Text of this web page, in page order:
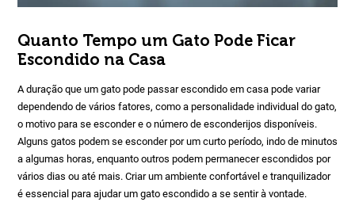
Quanto Tempo um Gato Pode Ficar
Escondido na Casa
A duração que um gato pode passar escondido em casa pode variar
dependendo de vários fatores, como a personalidade individual do gato,
o motivo para se esconder e o número de esconderijos disponíveis.
Alguns gatos podem se esconder por um curto período, indo de minutos
a algumas horas, enquanto outros podem permanecer escondidos por
vários dias ou até mais. Criar um ambiente confortável e tranquilizador
é essencial para ajudar um gato escondido a se sentir à vontade.